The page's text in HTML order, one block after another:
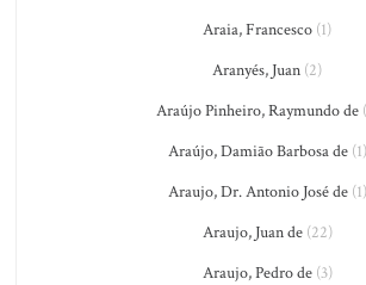
Araia, Francesco (1)
Aranyés, Juan (2)
Araújo Pinheiro, Raymundo de
Araújo, Damião Barbosa de(1)
Araujo, Dr. Antonio José de(1)
Araujo, Juan de(22)
Araujo, Pedro de(3)